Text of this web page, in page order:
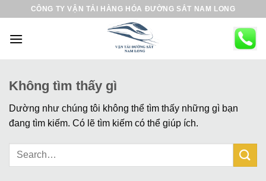
CÔNG TY VẬN TẢI HÀNG HÓA ĐƯỜNG SẮT NAM LONG
Không tìm thấy gì
Dường như chúng tôi không thể tìm thấy những gì bạn
đang tìm kiếm. Có lẽ tìm kiếm có thể giúp ích.